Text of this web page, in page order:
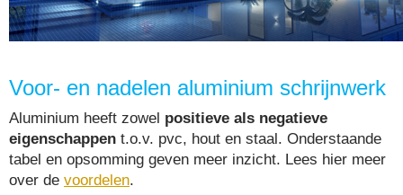
Voor- en nadelen aluminium schrijnwerk
Aluminium heeft zowel positieve als negatieve
eigenschappen t.o.v. pvc, hout en staal. Onderstaande
tabel en opsomming geven meer inzicht. Lees hier meer
over de voordelen.